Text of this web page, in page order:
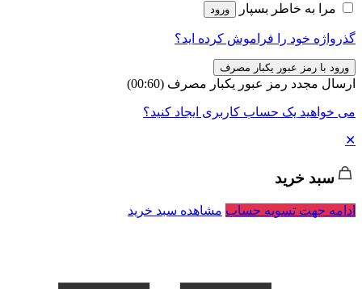
مرا به خاطر بسپار ورود
گذرواژه خود را فراموش کرده اید؟
ورود با رمز عبور یکبار مصرف
ارسال مجدد رمز عبور یکبار مصرف (00:
60
)
می خواهید یک حساب کاربری ایجاد کنید؟
✕
سبد خرید
ادامه جهت تسویه حساب مشاهده سبد خرید